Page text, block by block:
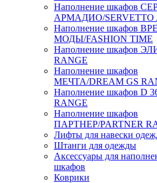
Наполнение шкафов
АРМАДИО/SERVETTO
Наполнение шкафов
МОДЫ/FASHION TIME
Наполнение шкафов
RANGE
Наполнение шкафов
МЕЧТА/DREAM GS
Наполнение шкафов D
RANGE
Наполнение шкафов
ПАРТНЕР/PARTNER
Лифты для навески
Штанги для одежды
Аксессуары для
шкафов
Коврики